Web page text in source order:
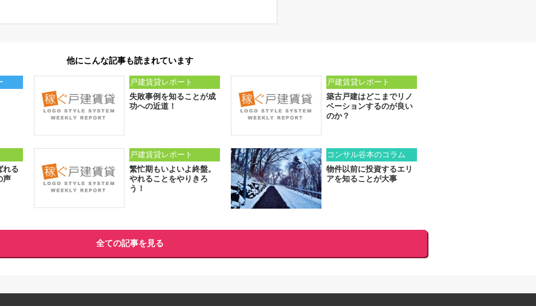
他にこんな記事も読まれています
戸建賃貸レポート
失敗事例を知ることが成
功への近道！
戸建賃貸レポート
築古戸建はどこまでリノ
ベーションするのが良い
のか？
れる
声
戸建賃貸レポート
繁忙期もいよいよ終盤。
やれることをやりきろ
う！
コンサル谷本のコラム
物件以前に投資するエリ
アを知ることが大事
全ての記事を見る